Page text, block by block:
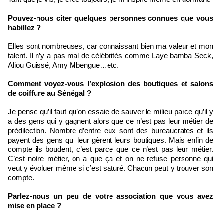
Pouvez-nous citer quelques personnes connues que vous
habillez ?
Elles sont nombreuses, car connaissant bien ma valeur et mon
talent. Il n’y a pas mal de célébrités comme Laye bamba Seck,
Aliou Guissé, Amy Mbengue…etc.
Comment voyez-vous l’explosion des boutiques et salons
de coiffure au Sénégal ?
Je pense qu’il faut qu’on essaie de sauver le milieu parce qu’il y
a des gens qui y gagnent alors que ce n’est pas leur métier de
prédilection. Nombre d’entre eux sont des bureaucrates et ils
payent des gens qui leur gèrent leurs boutiques. Mais enfin de
compte ils boudent, c’est parce que ce n’est pas leur métier.
C’est notre métier, on a que ça et on ne refuse personne qui
veut y évoluer même si c’est saturé. Chacun peut y trouver son
compte.
Parlez-nous un peu de votre association que vous avez
mise en place ?